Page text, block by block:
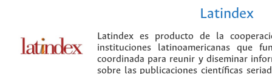
Latindex
Latindex es producto de la
instituciones latinoamericanas que
coordinada para reunir y diseminar
sobre las publicaciones científicas